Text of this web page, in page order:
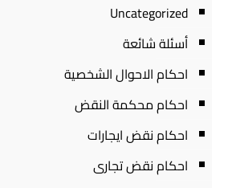
Uncategorized
أسئلة شائعة
احكام الاحوال الشخصية
احكام محكمة النقض
احكام نقض ايجارات
احكام نقض تجارى